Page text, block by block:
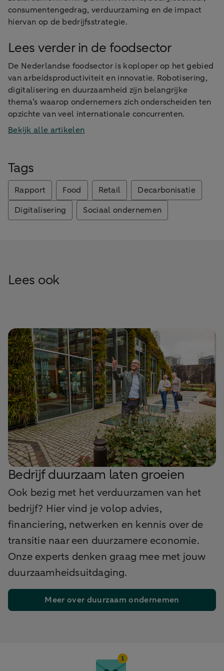
consumentengedrag, verduurzaming en de impact
hiervan op de bedrijfsstrategie.
Lees verder in de foodsector
De Nederlandse foodsector is koploper op het gebied
van arbeidsproductiviteit en innovatie. Robotisering,
digitalisering en duurzaamheid zijn belangrijke
thema’s waarop ondernemers zich onderscheiden ten
opzichte van veel internationale concurrenten.
Bekijk alle artikelen
Tags
Rapport Food Retail
Decarbonisatie
Digitalisering
Sociaal ondernemen
Lees ook
Bedrijf duurzaam laten groeien
Ook bezig met het verduurzamen van het
bedrijf? Hier vind je volop advies,
financiering, netwerken en kennis over de
transitie naar een duurzamere economie.
Onze experts denken graag mee met jouw
duurzaamheidsuitdaging.
Meer over duurzaam ondernemen